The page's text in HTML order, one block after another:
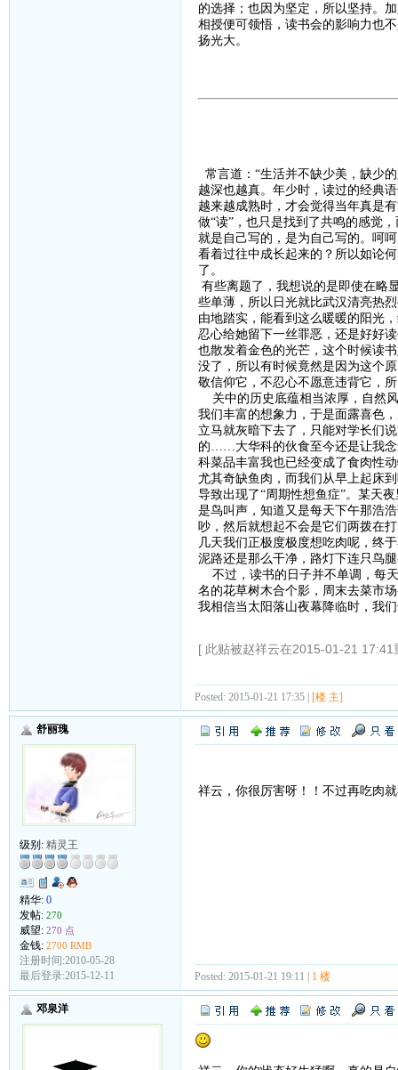
的选择；也因为坚定，所以坚持。
相授便可领悟，读书会的影响力也
扬光大。
常言道：“生活并不缺少美，缺少
越深也越真。年少时，读过的经典
越来越成熟时，才会觉得当年真是
做“读”，也只是找到了共鸣的感觉
就是自己写的，是为自己写的。呵
看着过往中成长起来的？所以如论
了。
有些离题了，我想说的是即使在略
些单薄，所以日光就比武汉清亮热
由地踏实，能看到这么暖暖的阳光
忍心给她留下一丝罪恶，还是好好
也散发着金色的光芒，这个时候读
没了，所以有时候竟然是因为这个
敬信仰它，不忍心不愿意违背它，
关中的历史底蕴相当浓厚，自然
我们丰富的想象力，于是面露喜色
立马就灰暗下去了，只能对学长们
的……大华科的伙食至今还是让我念
科菜品丰富我也已经变成了食肉性
尤其奇缺鱼肉，而我们从早上起床
导致出现了“周期性想鱼症”。某天
是鸟叫声，知道又是每天下午那浩
吵，然后就想起不会是它们两拨在
几天我们正极度极度想吃肉呢，终
泥路还是那么干净，路灯下连只鸟
不过，读书的日子并不单调，每
名的花草树木合个影，周末去菜市
我相信当太阳落山夜幕降临时，我
[ 此贴被赵祥云在2015-01-21 17:41
Posted: 2015-01-21 17:35 | [楼 主]
舒丽瑰
级别: 精灵王
精华: 0
发帖: 270
威望: 270 点
金钱: 2700 RMB
注册时间:2010-05-28
最后登录:2015-12-11
祥云，你很厉害呀！！不过再吃肉
Posted: 2015-01-21 19:11 | 1 楼
邓泉洋